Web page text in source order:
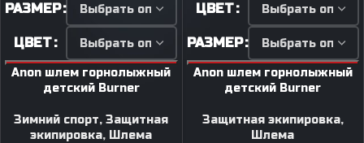
РАЗМЕР
ЦВЕТ
Anon шлем горнолыжный
детский Burner
Зимний спорт,Защитная
экипировка, Шлема
ЦВЕТ
РАЗМЕР
Anon шлем горнолыжный
детский Burner
Защитная экипировка,
Шлема